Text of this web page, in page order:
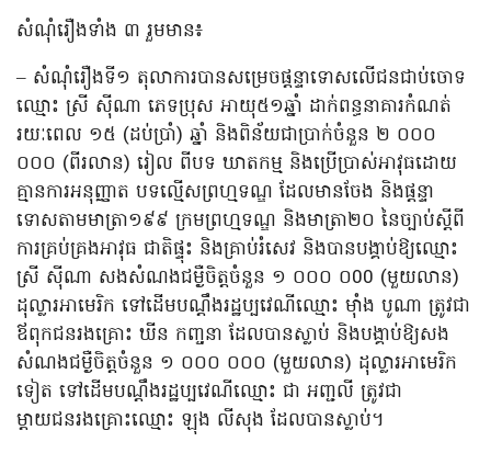
សំណុំរឿងទាំង ៣ រួមមាន៖
– សំណុំរឿងទី១ តុលាការបានសម្រេចផ្តន្ទាទោសលើជនជាប់ចោទ
ឈ្មោះ ស្រី ស៊ីណា ភេទប្រុស អាយុ៥១ឆ្នាំ ដាក់ពន្ធនាគារកំណត់​
រយៈពេល ១៥ (ដប់ប្រាំ) ឆ្នាំ និងពិន័យជាប្រាក់ចំនួន ២ ០០០
០០០ (ពីរលាន) រៀល ពីបទ ឃាតកម្ម និងប្រើប្រាស់អាវុធដោយ
គ្មានការអនុញ្ញាត បទល្មើសព្រហ្មទណ្ឌ ដែលមានចែង និងផ្តន្ទា
ទោសតាមមាត្រា១៩៩ ក្រមព្រហ្មទណ្ឌ និងមាត្រា២០ នៃច្បាប់ស្តីពី
ការគ្រប់គ្រងអាវុធ ជាតិផ្ទុះ និងគ្រាប់រំសេវ និងបានបង្គាប់ឱ្យឈ្មោះ
ស្រី ស៊ីណា សងសំណងជម្ងឺចិត្តចំនួន ១ ០០០ ០00 (មួយលាន)
ដុល្លារអាមេរិក ទៅដើមបណ្តឹងរដ្ឋប្បវេណីឈ្មោះ ម៉ាំង បូណា ត្រូវជា
ឪពុកជនរងគ្រោះ ឃីន កញ្ចនា ដែលបានស្លាប់ និងបង្គាប់ឱ្យសង
សំណងជម្ងឺចិត្តចំនួន ១ ០០០ ០០០ (មួយលាន) ដុល្លារអាមេរិក
ទៀត ទៅដើមបណ្តឹងរដ្ឋប្បវេណីឈ្មោះ ជា អញ្ជលី ត្រូវជា
ម្តាយជនរងគ្រោះឈ្មោះ ឡុង លីសុង ដែលបានស្លាប់។